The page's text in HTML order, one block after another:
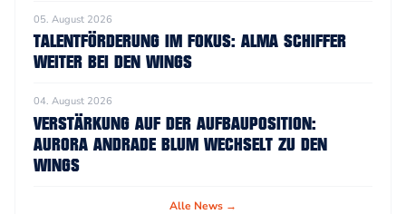
05. August 2026
TALENTFÖRDERUNG IM FOKUS: ALMA SCHIFFER
WEITER BEI DEN WINGS
04. August 2026
VERSTÄRKUNG AUF DER AUFBAUPOSITION:
AURORA ANDRADE BLUM WECHSELT ZU DEN
WINGS
Alle News →